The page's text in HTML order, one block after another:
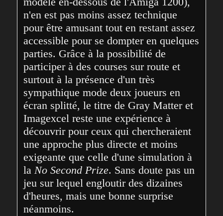
n'en est pas moins assez technique
pour être amusant tout en restant assez
accessible pour se dompter en quelques
parties. Grâce à la possibilité de
participer à des courses sur route et
surtout à la présence d'un très
sympathique mode deux joueurs en
écran splitté, le titre de Gray Matter et
Imagexcel reste une expérience à
découvrir pour ceux qui chercheraient
une approche plus directe et moins
exigeante que celle d'une simulation à
la No Second Prize. Sans doute pas un
jeu sur lequel engloutir des dizaines
d'heures, mais une bonne surprise
néanmoins.